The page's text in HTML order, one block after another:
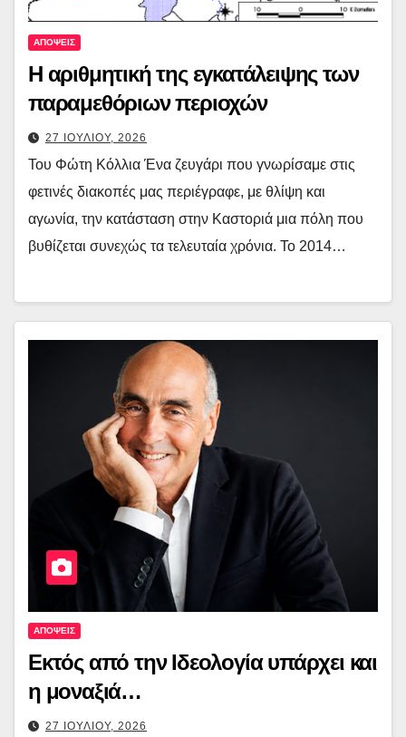
ΑΠΟΨΕΙΣ
Η αριθμητική της εγκατάλειψης των
παραμεθόριων περιοχών
27 ΙΟΥΛΙΟΥ, 2026
Του Φώτη Κόλλια Ένα ζευγάρι που γνωρίσαμε στις
φετινές διακοπές μας περιέγραφε, με θλίψη και
αγωνία, την κατάσταση στην Καστοριά μια πόλη που
βυθίζεται συνεχώς τα τελευταία χρόνια. Το 2014…
ΑΠΟΨΕΙΣ
Εκτός από την Ιδεολογία υπάρχει και
η μοναξιά…
27 ΙΟΥΛΙΟΥ, 2026